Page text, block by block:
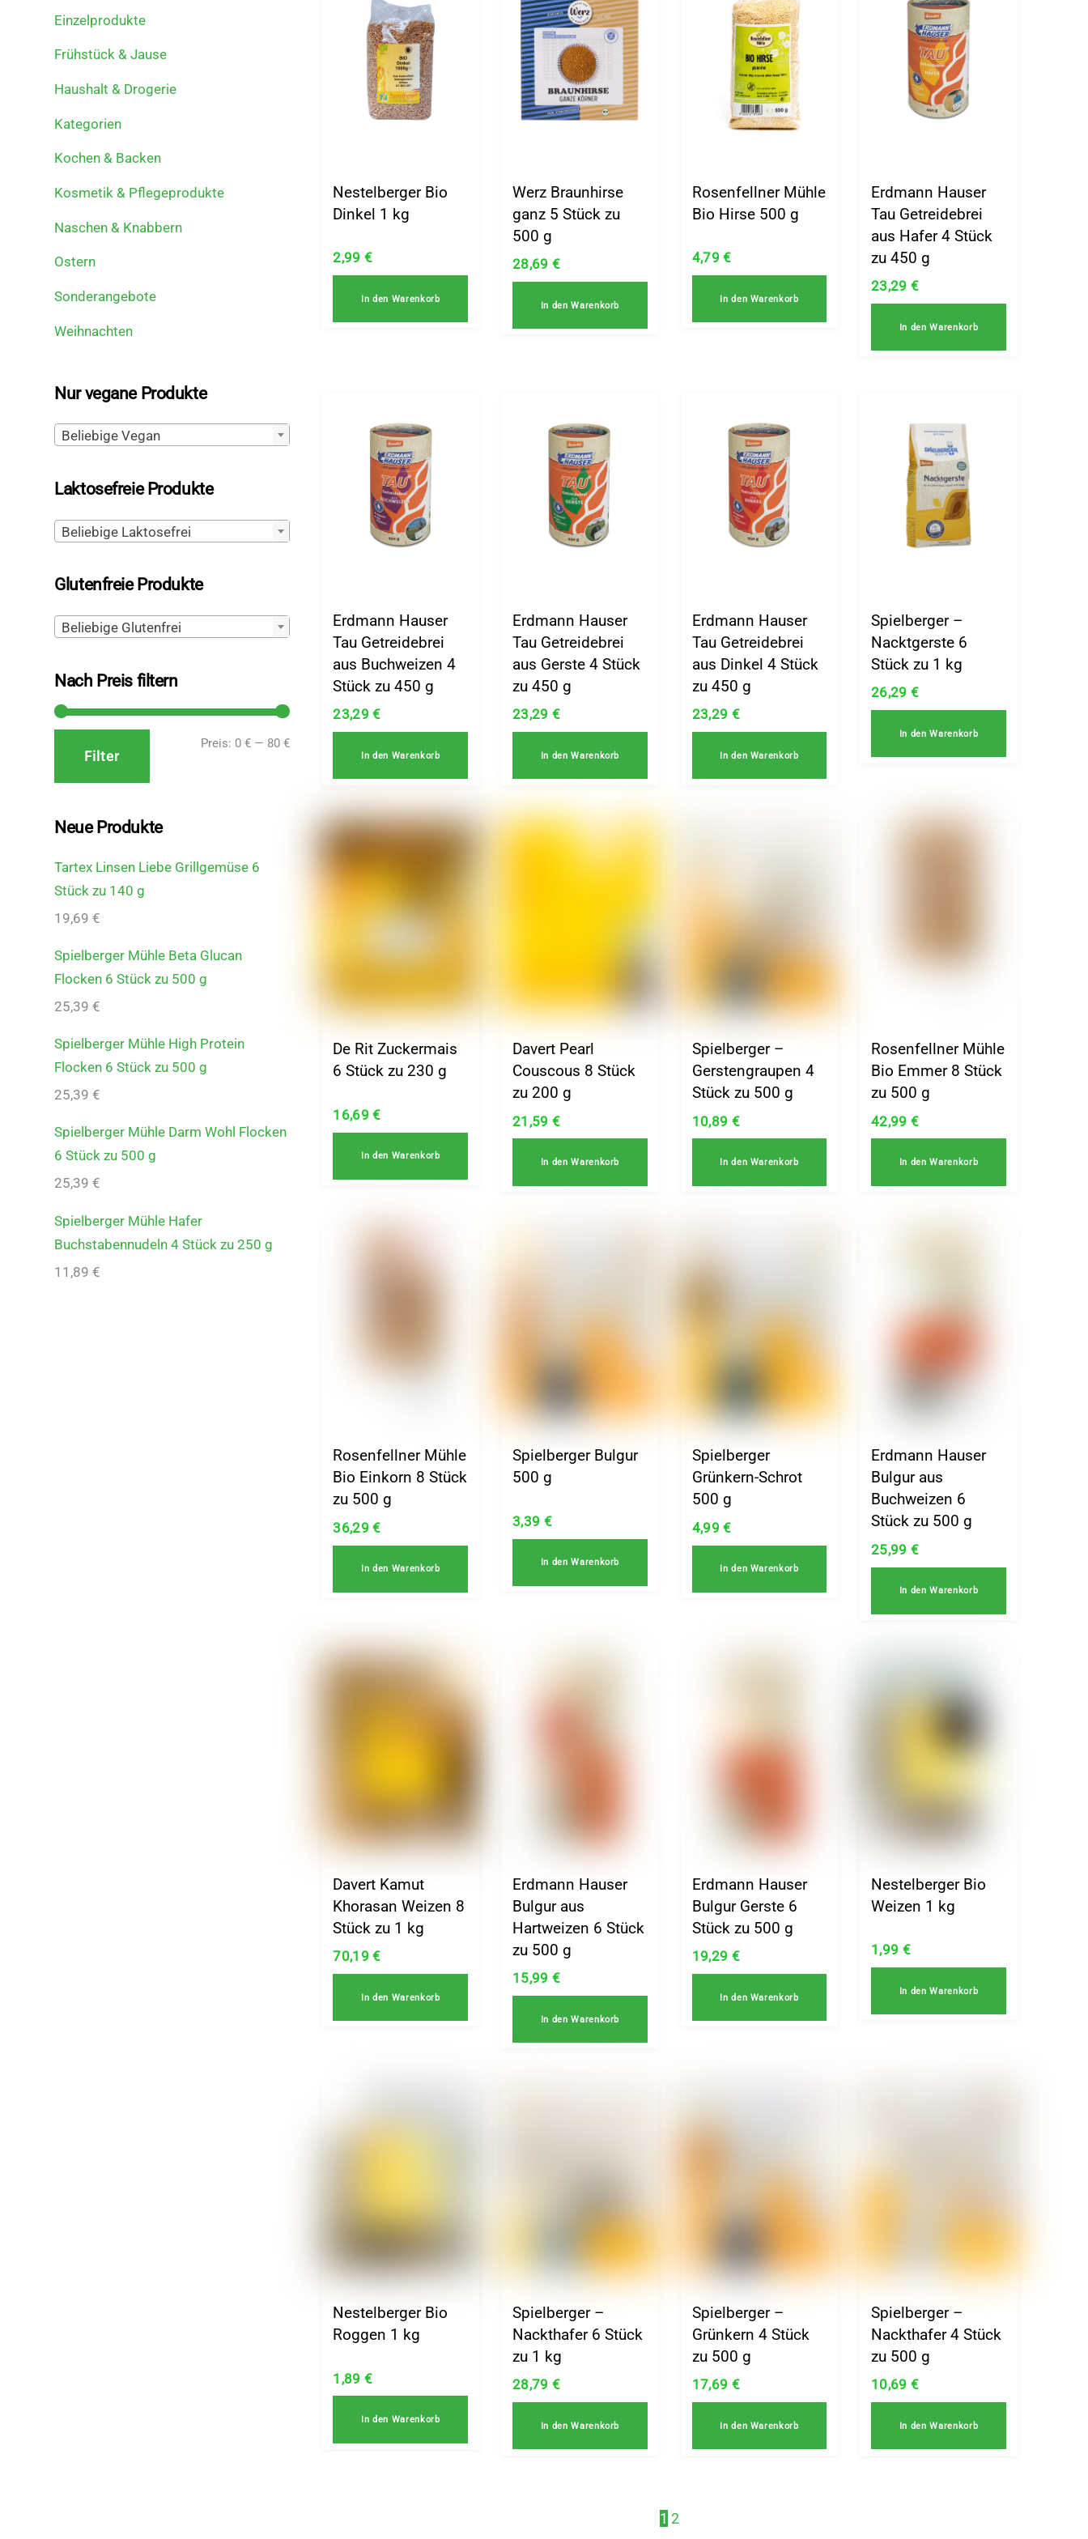
Nestelberger Bio
Dinkel 1 kg
2,99€
In den Warenkorb
Werz Braunhirse
ganz 5 Stück zu
500 g
28,69 €
In den Warenkorb
Rosenfellner Mühle
Bio Hirse 500 g
4,79€
In den Warenkorb
Erdmann Hauser
Tau Getreidebrei
aus Hafer 4 Stück
zu 450 g
23,29€
In den Warenkorb
Erdmann Hauser
Tau Getreidebrei
aus Buchweizen 4
Stück zu 450 g
23,29€
In den Warenkorb
Erdmann Hauser
Tau Getreidebrei
aus Gerste 4 Stück
zu 450 g
23,29 €
In den Warenkorb
Erdmann Hauser
Tau Getreidebrei
aus Dinkel 4 Stück
zu 450 g
23,29 €
In den Warenkorb
Spielberger –
Nacktgerste 6
Stück zu 1 kg
26,29€
In den Warenkorb
De Rit Zuckermais
6 Stück zu 230 g
16,69€
In den Warenkorb
Davert Pearl
Couscous 8 Stück
zu 200 g
21,59 €
In den Warenkorb
Spielberger –
Gerstengraupen 4
Stück zu 500 g
10,89 €
In den Warenkorb
Rosenfellner Mühle
Bio Emmer 8 Stück
zu 500 g
42,99€
In den Warenkorb
Rosenfellner Mühle
Bio Einkorn 8 Stück
zu 500 g
36,29€
In den Warenkorb
Spielberger Bulgur
500 g
3,39 €
In den Warenkorb
Spielberger
Grünkern-Schrot
500 g
4,99€
In den Warenkorb
Erdmann Hauser
Bulgur aus
Buchweizen 6
Stück zu 500 g
25,99€
In den Warenkorb
Davert Kamut
Khorasan Weizen 8
Stück zu 1 kg
70,19€
In den Warenkorb
Erdmann Hauser
Bulgur aus
Hartweizen 6 Stück
zu 500 g
15,99 €
In den Warenkorb
Erdmann Hauser
Bulgur Gerste 6
Stück zu 500 g
19,29 €
In den Warenkorb
Nestelberger Bio
Weizen 1 kg
1,99 €
In den Warenkorb
Nestelberger Bio
Roggen 1 kg
1,89€
In den Warenkorb
Spielberger –
Nackthafer 6 Stück
zu 1 kg
28,79 €
In den Warenkorb
Spielberger –
Grünkern 4 Stück
zu 500 g
17,69 €
In den Warenkorb
Spielberger –
Nackthafer 4 Stück
zu 500 g
10,69€
In den Warenkorb
1 2
Einzelprodukte
Frühstück & Jause
Haushalt & Drogerie
Kategorien
Kochen & Backen
Kosmetik & Pflegeprodukte
Naschen & Knabbern
Ostern
Sonderangebote
Weihnachten
Nur vegane Produkte
Beliebige Vegan
Laktosefreie Produkte
Beliebige Laktosefrei
Glutenfreie Produkte
Beliebige Glutenfrei
Nach Preis filtern
Min.
Max.
Filter
Preis: 0 €— 80 €
Neue Produkte
Tartex Linsen Liebe Grillgemüse 6
Stück zu 140 g
19,69€
Spielberger Mühle Beta Glucan
Flocken 6 Stück zu 500 g
25,39€
Spielberger Mühle High Protein
Flocken 6 Stück zu 500 g
25,39€
Spielberger Mühle Darm Wohl Flocken
6 Stück zu 500 g
25,39€
Spielberger Mühle Hafer
Buchstabennudeln 4 Stück zu 250 g
11,89€